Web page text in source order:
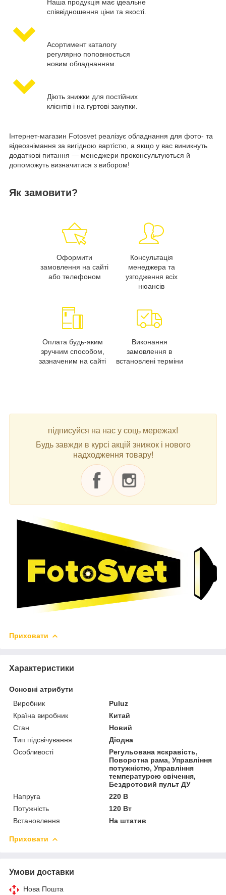
Наша продукція має ідеальне
співвідношення ціни та якості.
Асортимент каталогу
регулярно поповнюється
новим обладнанням.
Діють знижки для постійних
клієнтів і на гуртові закупки.
Інтернет-магазин Fotosvet реалізує обладнання для фото- та
відеознімання за вигідною вартістю, а якщо у вас виникнуть
додаткові питання — менеджери проконсультуються й
допоможуть визначитися з вибором!
Як замовити?
Оформити
замовлення на сайті
або телефоном
Консультація
менеджера та
узгодження всіх
нюансів
Оплата будь-яким
зручним способом,
зазначеним на сайті
Виконання
замовлення в
встановлені терміни
підписуйся на нас у соць мережах!
Будь завжди в курсі акцій знижок і нового
надходження товару!
Приховати
Характеристики
Основні атрибути
Виробник
Puluz
Країна виробник
Китай
Стан
Новий
Тип підсвічування
Діодна
Особливості
Регульована яскравість,
Поворотна рама, Управління
потужністю, Управління
температурою свічення,
Бездротовий пульт ДУ
Напруга
220 В
Потужність
120 Вт
Встановлення
На штатив
Приховати
Умови доставки
Нова Пошта